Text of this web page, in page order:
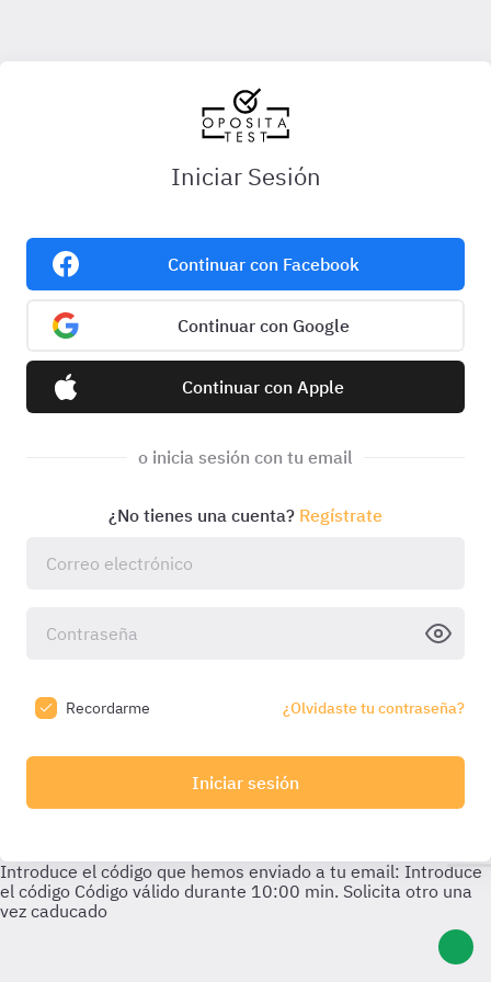
Iniciar Sesión
Continuar con Facebook
Continuar con Google
Continuar con Apple
o inicia sesión con tu email
¿No tienes una cuenta? Regístrate
Recordarme ¿Olvidaste tu contraseña?
Iniciar sesión
Introduce el código que hemos enviado a tu email: Introduce
el código Código válido durante 10:00 min. Solicita otro una
vez caducado